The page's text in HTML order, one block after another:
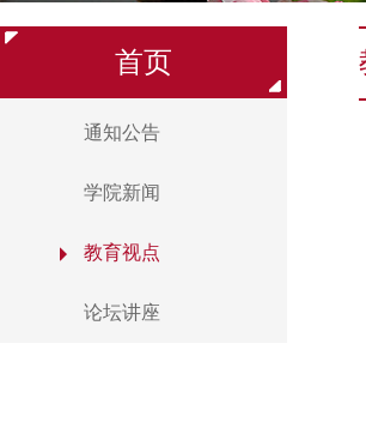
首页
通知公告
学院新闻
教育视点
论坛讲座